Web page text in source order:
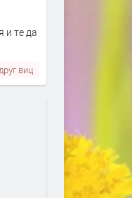
и те да
виц